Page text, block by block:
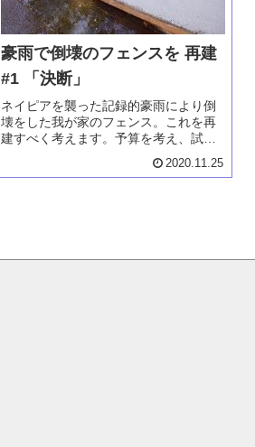
豪雨で倒壊のフェンスを 再建
#1 「決断」
ネイピアを襲った記録的豪雨により倒
壊をした我が家のフェンス。これを再
建すべく考えます。予算を考え、試行
錯誤しますが、結局は自分自身でコン
クリートをはつり、新たな木製フェン
2020.11.25